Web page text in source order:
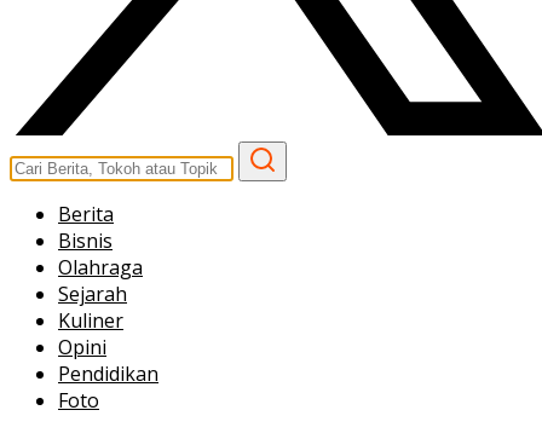
Berita
Bisnis
Olahraga
Sejarah
Kuliner
Opini
Pendidikan
Foto